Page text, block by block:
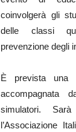
coinvolgerà gli
delle classi
prevenzione degli
È prevista una
accompagnata
simulatori.
Sarà
l’Associazione